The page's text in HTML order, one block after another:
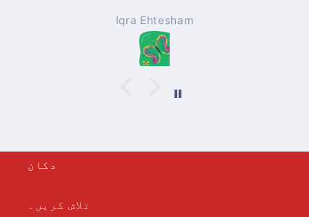
Mohammad Afzal
دکان
تلاش کریں۔